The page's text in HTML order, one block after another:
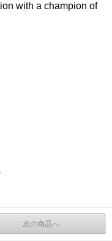
with a champion of
次の商品へ